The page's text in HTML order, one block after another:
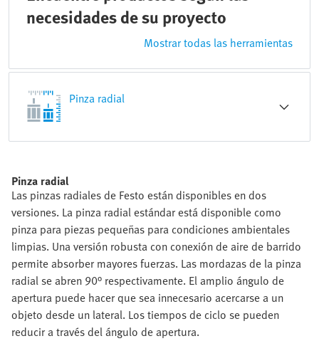
necesidades de su proyecto
Mostrar todas las herramientas
Pinza radial
Pinza radial
Las pinzas radiales de Festo están disponibles en dos
versiones. La pinza radial estándar está disponible como
pinza para piezas pequeñas para condiciones ambientales
limpias. Una versión robusta con conexión de aire de barrido
permite absorber mayores fuerzas. Las mordazas de la pinza
radial se abren 90° respectivamente. El amplio ángulo de
apertura puede hacer que sea innecesario acercarse a un
objeto desde un lateral. Los tiempos de ciclo se pueden
reducir a través del ángulo de apertura.